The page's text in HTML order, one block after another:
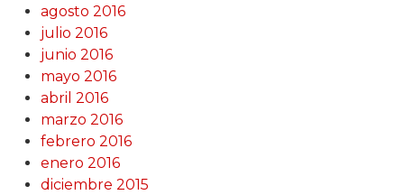
agosto 2016
julio 2016
junio 2016
mayo 2016
abril 2016
marzo 2016
febrero 2016
enero 2016
diciembre 2015